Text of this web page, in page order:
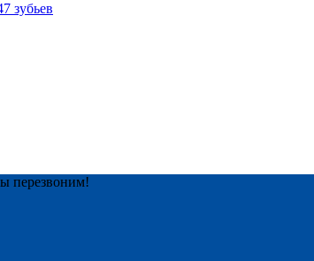
зубьев
перезвоним!